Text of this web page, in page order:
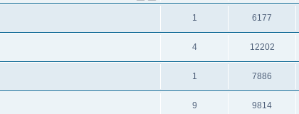
1 6177
4 12202
1 7886
9 9814